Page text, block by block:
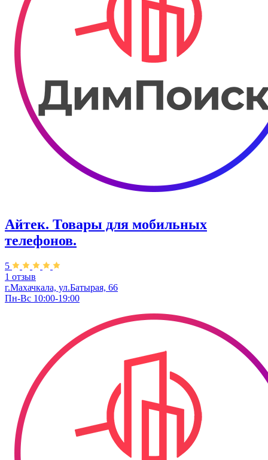
Айтек. Товары для мобильных
телефонов.
5
1 отзыв
г.Махачкала, ул.Батырая, 66
Пн-Вс 10:00-19:00